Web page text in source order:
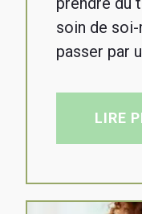
soin de
passer par
LIRE